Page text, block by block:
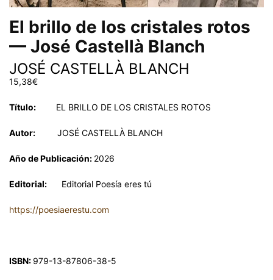
El brillo de los cristales rotos
— José Castellà Blanch
JOSÉ CASTELLÀ BLANCH
15,38€
Título: EL BRILLO DE LOS CRISTALES ROTOS
Autor: JOSÉ CASTELLÀ BLANCH
Año de Publicación: 2026
Editorial: Editorial Poesía eres tú
https://poesiaerestu.com
ISBN: 979-13-87806-38-5